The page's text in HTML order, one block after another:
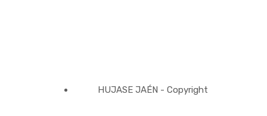
HUJASE JAÉN - Copyright